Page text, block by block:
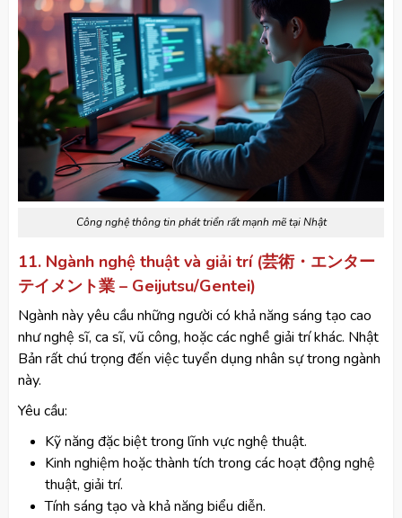
Công nghệ thông tin phát triển rất mạnh mẽ tại Nhật
11. Ngành nghệ thuật và giải trí (芸術・エンター
テイメント業 – Geijutsu/Gentei)
Ngành này yêu cầu những người có khả năng sáng tạo cao
như nghệ sĩ, ca sĩ, vũ công, hoặc các nghề giải trí khác. Nhật
Bản rất chú trọng đến việc tuyển dụng nhân sự trong ngành
này.
Yêu cầu:
Kỹ năng đặc biệt trong lĩnh vực nghệ thuật.
Kinh nghiệm hoặc thành tích trong các hoạt động nghệ
thuật, giải trí.
Tính sáng tạo và khả năng biểu diễn.